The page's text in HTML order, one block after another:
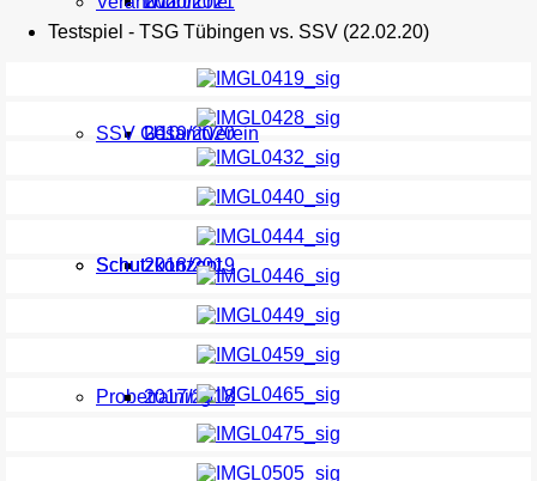
U10
Schutzkonzept
Probetraining
2019/2020
2018/2019
2017/2018
SSV Gesamtverein
Schutzkonzept
Testspiel - TSG Tübingen vs. SSV (22.02.20)